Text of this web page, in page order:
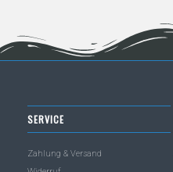
SERVICE
Zahlung & Versand